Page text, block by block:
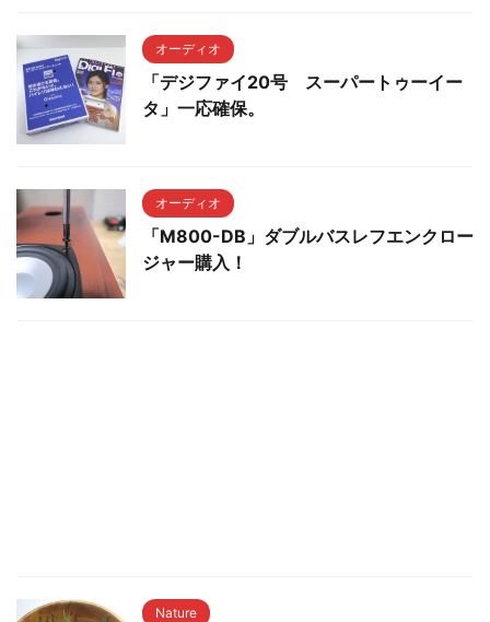
オーディオ
「デジファイ20号 スーパートゥーイー
タ」一応確保。
オーディオ
「M800-DB」ダブルバスレフエンクロー
ジャー購入！
Nature